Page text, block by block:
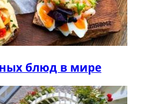
блюд в мире